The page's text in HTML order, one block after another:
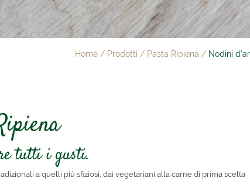
Home / Prodotti / Pasta Ripiena / Nodini
tutti i gusti.
a quelli più sfiziosi, dai vegetariani alla carne di prima scelta